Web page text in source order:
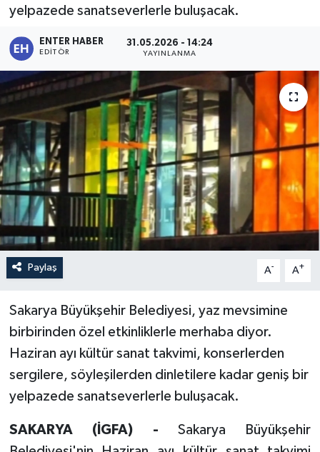
yelpazede sanatseverlerle buluşacak.
ENTER HABER
EDITÖR
31.05.2026 - 14:24
YAYINLANMA
Paylaş A- A+
Sakarya Büyükşehir Belediyesi, yaz mevsimine
birbirinden özel etkinliklerle merhaba diyor.
Haziran ayı kültür sanat takvimi, konserlerden
sergilere, söyleşilerden dinletilere kadar geniş bir
yelpazede sanatseverlerle buluşacak.
SAKARYA (İGFA) - Sakarya Büyükşehir